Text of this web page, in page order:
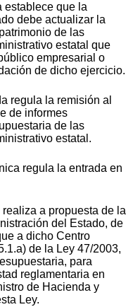
establece que la
debe actualizar la
de las
estatal que
empresarial o
de dicho ejercicio.
regula la remisión al
de informes
de las
estatal.
regula la entrada en
a propuesta de la
del Estado, de
a dicho Centro
de la Ley 47/2003,
para
reglamentaria en
de Hacienda y
Ley.